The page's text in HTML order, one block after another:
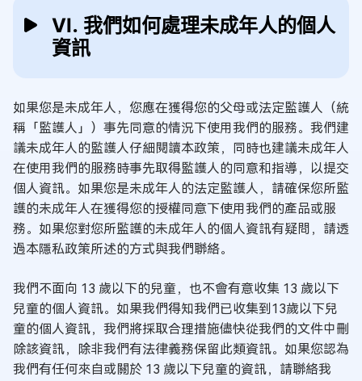
Ⅵ. 我們如何處理未成年人的個人
資訊
如果您是未成年人，您應在獲得您的父母或法定監護人（統
稱「監護人」）事先同意的情況下使用我們的服務。我們建
議未成年人的監護人仔細閱讀本政策，同時也建議未成年人
在使用我們的服務時事先取得監護人的同意和指導，以提交
個人資訊。如果您是未成年人的法定監護人，請確保您所監
護的未成年人在獲得您的授權同意下使用我們的產品或服
務。如果您對您所監護的未成年人的個人資訊有疑問，請透
過本隱私政策所述的方式與我們聯絡。
我們不面向 13 歲以下的兒童，也不會有意收集 13 歲以下
兒童的個人資訊。如果我們得知我們已收集到13歲以下兒
童的個人資訊，我們將採取合理措施儘快從我們的文件中刪
除該資訊，除非我們有法律義務保留此類資訊。如果您認為
我們有任何來自或關於 13 歲以下兒童的資訊，請聯絡我